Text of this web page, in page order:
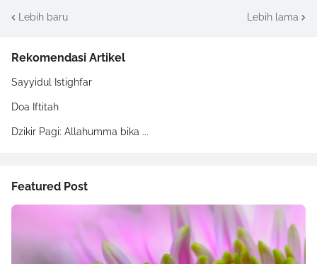
Lebih baru Lebih lama
Rekomendasi Artikel
Sayyidul Istighfar
Doa Iftitah
Dzikir Pagi: Allahumma bika ...
Featured Post